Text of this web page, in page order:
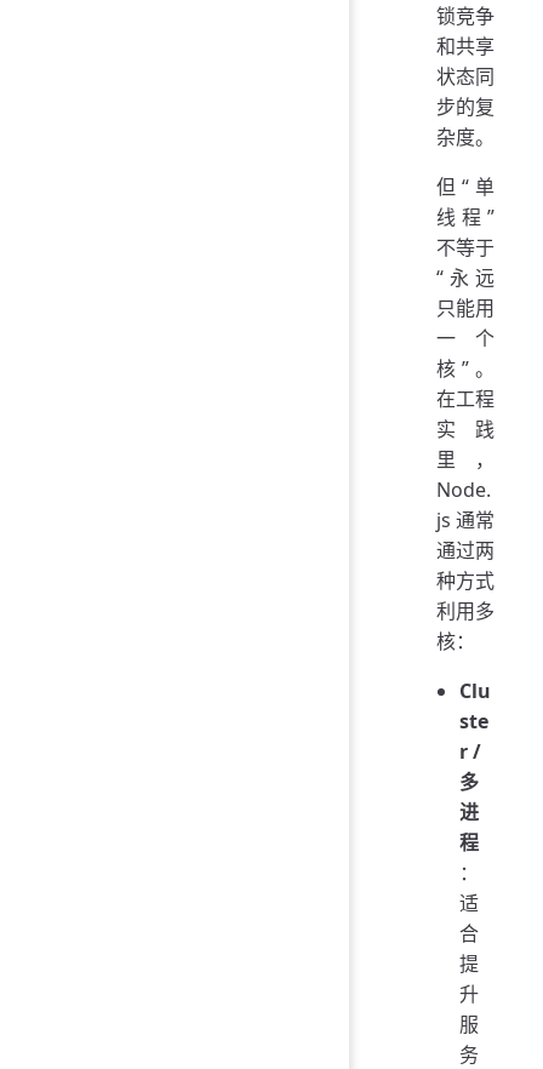
锁竞争
和共享
状态同
步的复
杂度。
但“单
线程”
不等于
“永远
只能用
一个
核”。
在工程
实践
里，
Node.
js 通常
通过两
种方式
利用多
核：
Clu
ste
r /
多
进
程
：
适
合
提
升
服
务